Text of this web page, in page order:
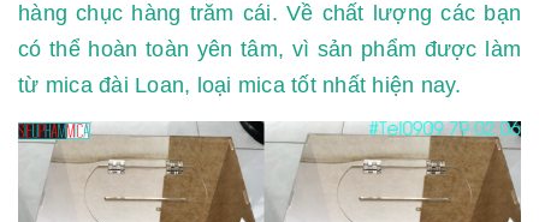
hàng chục hàng trăm cái. Về chất lượng các bạn
có thể hoàn toàn yên tâm, vì sản phẩm được làm
từ mica đài Loan, loại mica tốt nhất hiện nay.